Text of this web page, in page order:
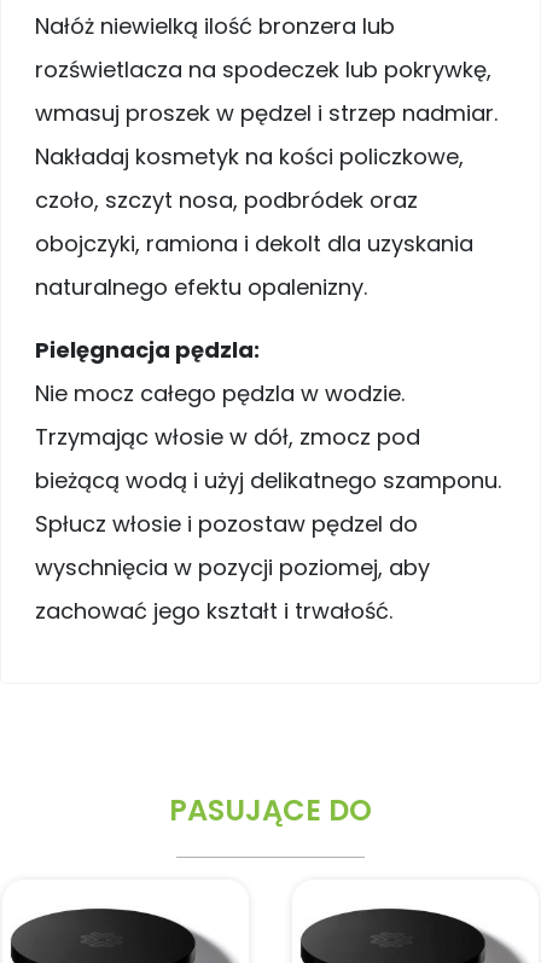
Nałóż niewielką ilość bronzera lub
rozświetlacza na spodeczek lub pokrywkę,
wmasuj proszek w pędzel i strzep nadmiar.
Nakładaj kosmetyk na kości policzkowe,
czoło, szczyt nosa, podbródek oraz
obojczyki, ramiona i dekolt dla uzyskania
naturalnego efektu opalenizny.
Pielęgnacja pędzla:
Nie mocz całego pędzla w wodzie.
Trzymając włosie w dół, zmocz pod
bieżącą wodą i użyj delikatnego szamponu.
Spłucz włosie i pozostaw pędzel do
wyschnięcia w pozycji poziomej, aby
zachować jego kształt i trwałość.
PASUJĄCE DO